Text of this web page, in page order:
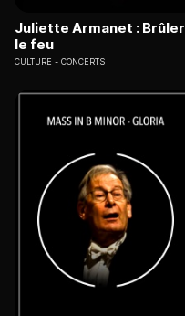
Juliette Armanet : Brûler
le feu
CULTURE CONCERTS